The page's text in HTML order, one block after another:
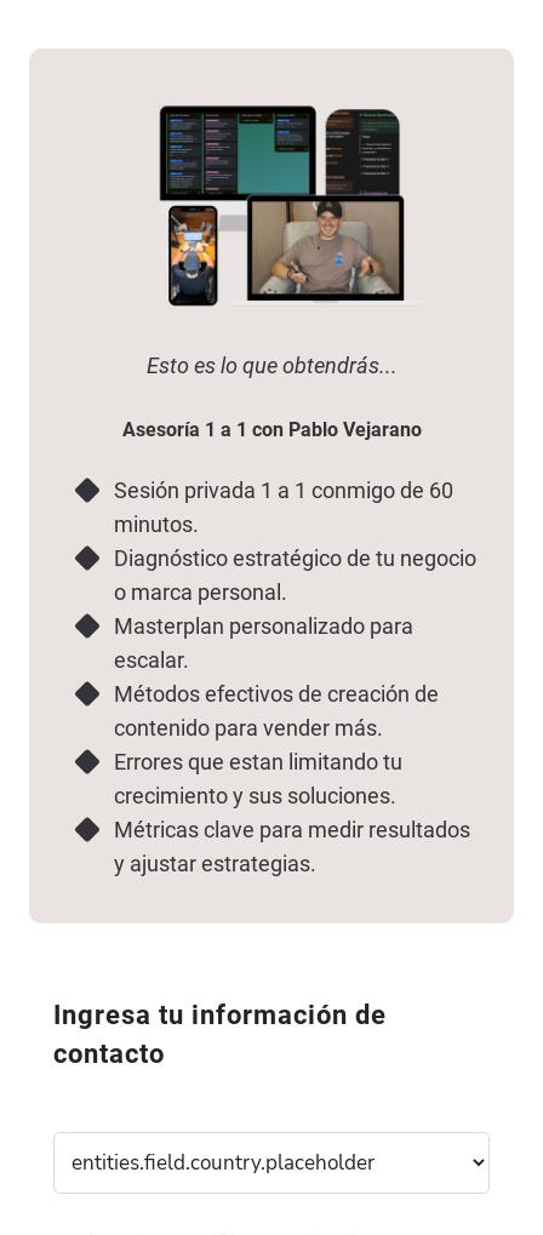
Esto es lo que obtendrás...
Asesoría 1 a 1 con Pablo Vejarano
Sesión privada 1 a 1 conmigo de 60
minutos.
Diagnóstico estratégico de tu negocio
o marca personal.
Masterplan personalizado para
escalar.
Métodos efectivos de creación de
contenido para vender más.
Errores que estan limitando tu
crecimiento y sus soluciones.
Métricas clave para medir resultados
y ajustar estrategias.
Ingresa tu información de
contacto